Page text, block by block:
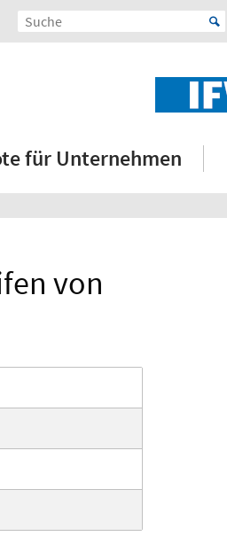
für Unternehmen
von